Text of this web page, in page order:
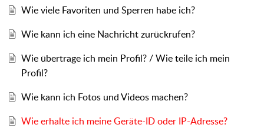
Wie viele Favoriten und Sperren habe ich?
Wie kann ich eine Nachricht zurückrufen?
Wie übertrage ich mein Profil? / Wie teile ich mein
Profil?
Wie kann ich Fotos und Videos machen?
Wie erhalte ich meine Geräte-ID oder IP-Adresse?